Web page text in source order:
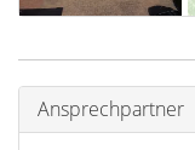
Ansprechpartner